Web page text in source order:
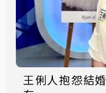
王俐人抱怨結